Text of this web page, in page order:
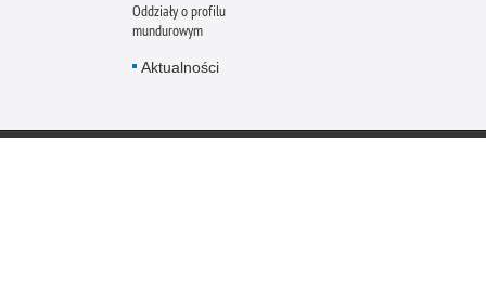
Oddziały o profilu
mundurowym
Aktualności